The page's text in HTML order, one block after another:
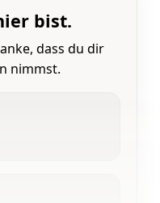
bist.
dass du dir
nimmst.